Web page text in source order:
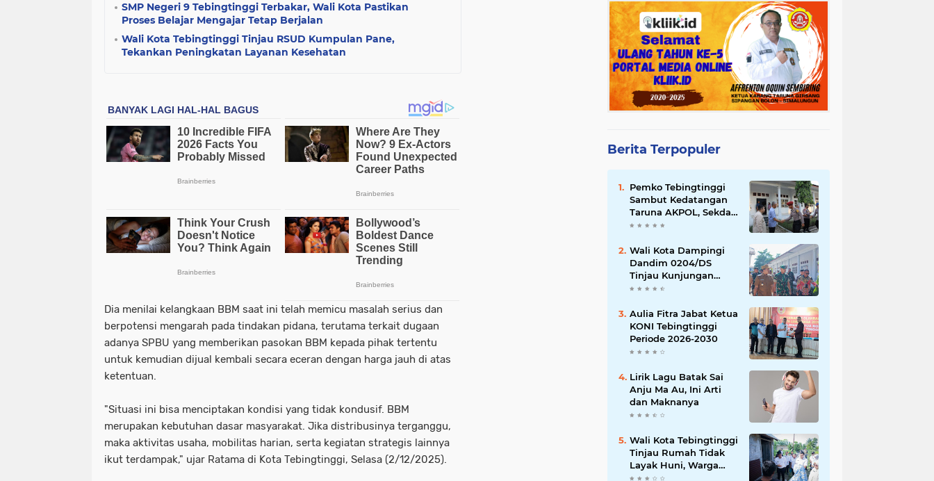
SMP Negeri 9 Tebingtinggi Terbakar, Wali Kota Pastikan
Proses Belajar Mengajar Tetap Berjalan
Wali Kota Tebingtinggi Tinjau RSUD Kumpulan Pane,
Tekankan Peningkatan Layanan Kesehatan
Dia menilai kelangkaan BBM saat ini telah memicu masalah serius dan
berpotensi mengarah pada tindakan pidana, terutama terkait dugaan
adanya SPBU yang memberikan pasokan BBM kepada pihak tertentu
untuk kemudian dijual kembali secara eceran dengan harga jauh di atas
ketentuan.
"Situasi ini bisa menciptakan kondisi yang tidak kondusif. BBM
merupakan kebutuhan dasar masyarakat. Jika distribusinya terganggu,
maka aktivitas usaha, mobilitas harian, serta kegiatan strategis lainnya
ikut terdampak," ujar Ratama di Kota Tebingtinggi, Selasa (2/12/2025).
Berita Terpopuler
Pemko Tebingtinggi
Sambut Kedatangan
Taruna AKPOL, Sekda:
Jadikan Momen
Wali Kota Dampingi
Dandim 0204/DS
Tinjau Kunjungan
Taruna AKPOL di
Tebingtinggi
Aulia Fitra Jabat Ketua
KONI Tebingtinggi
Periode 2026-2030
Lirik Lagu Batak Sai
Anju Ma Au, Ini Arti
dan Maknanya
Wali Kota Tebingtinggi
Tinjau Rumah Tidak
Layak Huni, Warga
Sampaikan Apresiasi